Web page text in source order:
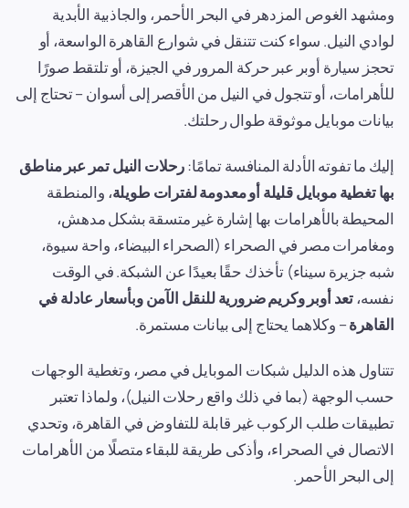
ومشهد الغوص المزدهر في البحر الأحمر، والجاذبية الأبدية
لوادي النيل. سواء كنت تتنقل في شوارع القاهرة الواسعة، أو
تحجز سيارة أوبر عبر حركة المرور في الجيزة، أو تلتقط صورًا
للأهرامات، أو تتجول في النيل من الأقصر إلى أسوان – تحتاج إلى
بيانات موبايل موثوقة طوال رحلتك.
إليك ما تفوته الأدلة المنافسة تمامًا:رحلات النيل تمر عبر مناطق
بها تغطية موبايل قليلة أو معدومة لفترات طويلة، والمنطقة
المحيطة بالأهرامات بها إشارة غير متسقة بشكل مدهش،
ومغامرات مصر في الصحراء (الصحراء البيضاء، واحة سيوة،
شبه جزيرة سيناء) تأخذك حقًا بعيدًا عن الشبكة. في الوقت
نفسه،تعد أوبر وكريم ضرورية للنقل الآمن وبأسعار عادلة في
القاهرة– وكلاهما يحتاج إلى بيانات مستمرة.
تتناول هذه الدليل شبكات الموبايل في مصر، وتغطية الوجهات
حسب الوجهة (بما في ذلك واقع رحلات النيل)، ولماذا تعتبر
تطبيقات طلب الركوب غير قابلة للتفاوض في القاهرة، وتحدي
الاتصال في الصحراء، وأذكى طريقة للبقاء متصلًا من الأهرامات
إلى البحر الأحمر.